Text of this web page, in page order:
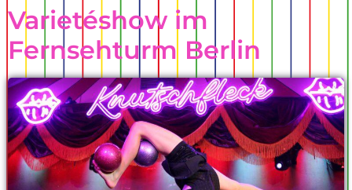
Varietéshow im
Fernsehturm Berlin